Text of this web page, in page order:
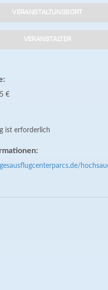
VERANSTALTUNGSORT
VERANSTALTER
€
ist erforderlich